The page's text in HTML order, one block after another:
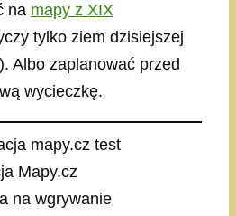
na mapy z XIX
tylko ziem dzisiejszej
Albo zaplanować przed
wycieczkę.
Mapy.cz
na wgrywanie